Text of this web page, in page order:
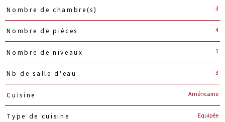
Nombre de chambre(s) 3
Nombre de pièces 4
Nombre de niveaux 1
Nb de salle d'eau 3
Cuisine Américaine
Type de cuisine Equipée